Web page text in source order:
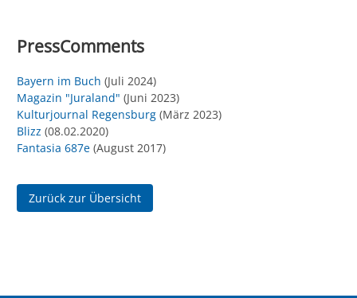
PressComments
Bayern im Buch (Juli 2024)
Magazin "Juraland" (Juni 2023)
Kulturjournal Regensburg (März 2023)
Blizz (08.02.2020)
Fantasia 687e (August 2017)
Zurück zur Übersicht